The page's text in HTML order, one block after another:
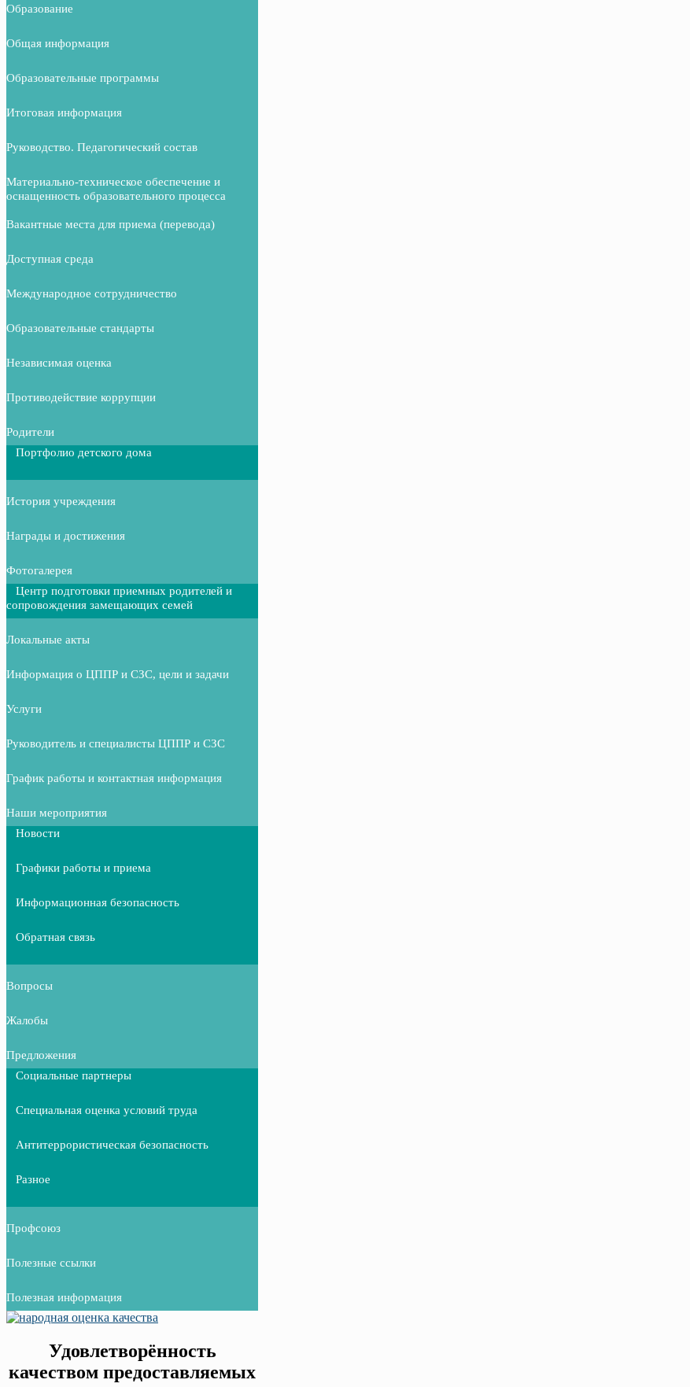
Образование
Общая информация
Образовательные программы
Итоговая информация
Руководство. Педагогический состав
Материально-техническое обеспечение и
оснащенность образовательного процесса
Вакантные места для приема (перевода)
Доступная среда
Международное сотрудничество
Образовательные стандарты
Независимая оценка
Противодействие коррупции
Родители
Портфолио детского дома
История учреждения
Награды и достижения
Фотогалерея
Центр подготовки приемных родителей и
сопровождения замещающих семей
Локальные акты
Информация о ЦППР и СЗС, цели и задачи
Услуги
Руководитель и специалисты ЦППР и СЗС
График работы и контактная информация
Наши мероприятия
Новости
Графики работы и приема
Информационная безопасность
Обратная связь
Вопросы
Жалобы
Предложения
Социальные партнеры
Специальная оценка условий труда
Антитеррористическая безопасность
Разное
Профсоюз
Полезные ссылки
Полезная информация
Удовлетворённость
качеством предоставляемых